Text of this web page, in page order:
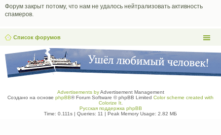
Форум закрыт потому, что нам не удалось нейтрализовать активность
спамеров.
Список форумов
Advertisements byAdvertisement Management
Создано на основе phpBB® Forum Software © phpBB Limited Color scheme created with
Colorize It.
Русская поддержка phpBB
Time: 0.111s | Queries: 11 | Peak Memory Usage: 2.82 МБ